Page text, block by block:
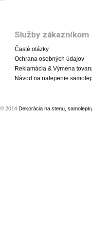
Služby zákazníkom
Časté otázky
Ochrana osobných údajov
Reklamácia & Výmena tovaru
Návod na nalepenie
© 2014 Dekorácia na stenu,